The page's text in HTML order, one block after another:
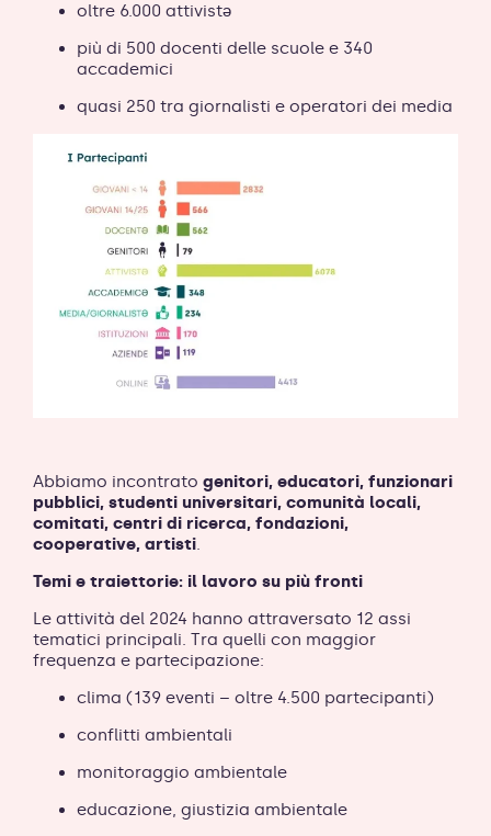
oltre 6.000 attivistə
più di 500 docenti delle scuole e 340
accademici
quasi 250 tra giornalisti e operatori dei media
Abbiamo incontrato genitori, educatori, funzionari
pubblici, studenti universitari, comunità locali,
comitati, centri di ricerca, fondazioni,
cooperative, artisti.
Temi e traiettorie: il lavoro su più fronti
Le attività del 2024 hanno attraversato 12 assi
tematici principali. Tra quelli con maggior
frequenza e partecipazione:
clima (139 eventi – oltre 4.500 partecipanti)
conflitti ambientali
monitoraggio ambientale
educazione, giustizia ambientale